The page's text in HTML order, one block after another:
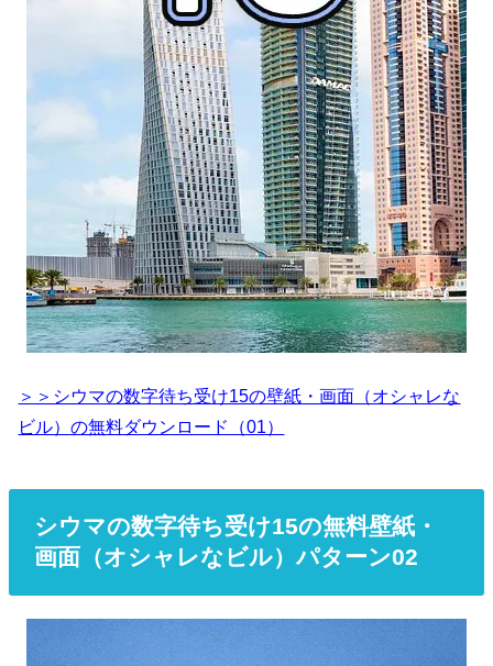
＞＞シウマの数字待ち受け15の壁紙・画面（オシャレな
ビル）の無料ダウンロード（01）
シウマの数字待ち受け15の無料壁紙・
画面（オシャレなビル）パターン02